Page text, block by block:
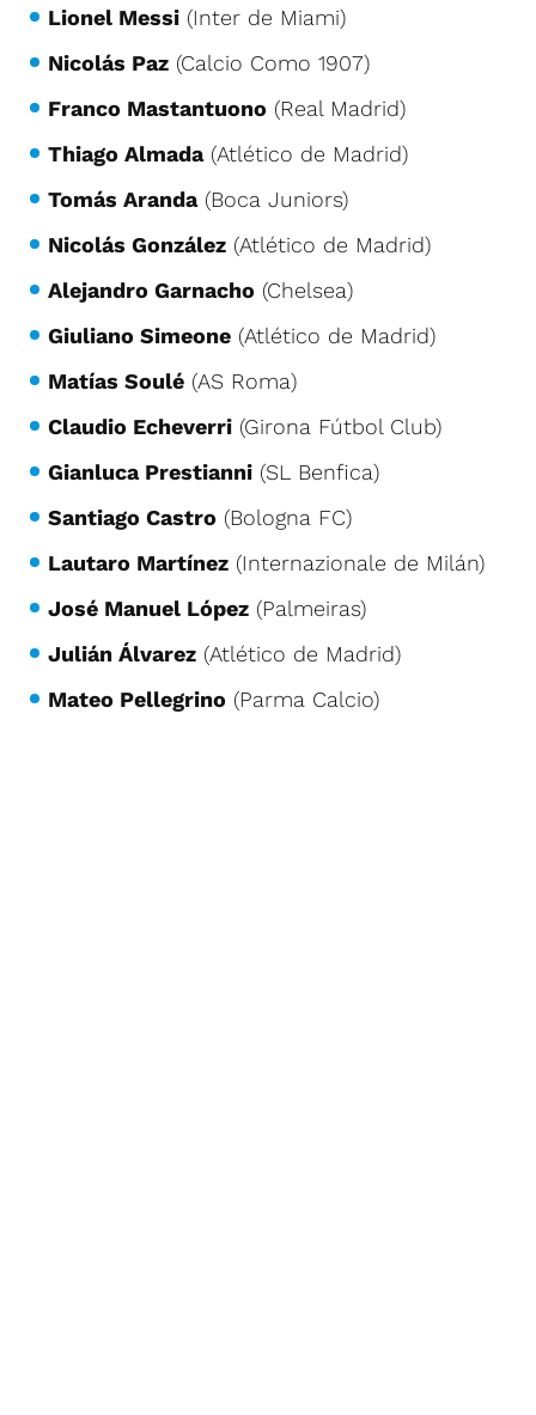
Lionel Messi (Inter de Miami)
Nicolás Paz (Calcio Como 1907)
Franco Mastantuono (Real Madrid)
Thiago Almada(Atlético de Madrid)
Tomás Aranda(Boca Juniors)
Nicolás González (Atlético de Madrid)
Alejandro Garnacho (Chelsea)
Giuliano Simeone (Atlético de Madrid)
Matías Soulé (AS Roma)
Claudio Echeverri (Girona Fútbol Club)
Gianluca Prestianni (SL Benfica)
Santiago Castro (Bologna FC)
Lautaro Martínez (Internazionale de Milán)
José Manuel López (Palmeiras)
Julián Álvarez (Atlético de Madrid)
Mateo Pellegrino (Parma Calcio)